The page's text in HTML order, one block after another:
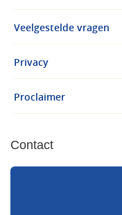
Veelgestelde vragen
Privacy
Proclaimer
Contact